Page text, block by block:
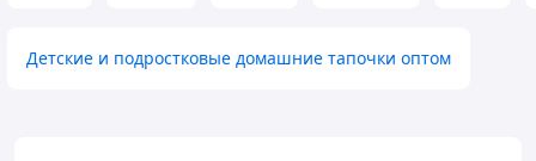
Детские и подростковые домашние тапочки оптом